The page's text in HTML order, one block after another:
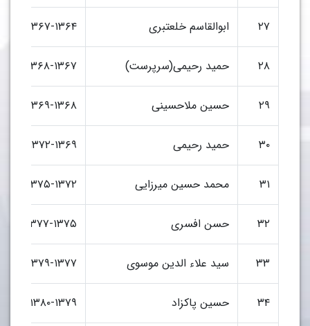
۲۷ ابوالقاسم خلعتبری ۱۳۶۷-۱۳۶۴
۲۸ حمید رحیمی(سرپرست) ۱۳۶۸-۱۳۶۷
۲۹ حسین ملاحسینی ۱۳۶۹-۱۳۶۸
۳۰ حمید رحیمی ۱۳۷۲-۱۳۶۹
۳۱ محمد حسین میرزایی ۱۳۷۵-۱۳۷۲
۳۲ حسن افسری ۱۳۷۷-۱۳۷۵
۳۳ سید علاء الدین موسوی ۱۳۷۹-۱۳۷۷
۳۴ حسین پاکزاد ۱۳۸۰-۱۳۷۹